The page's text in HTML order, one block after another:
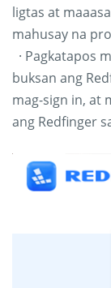
ligtas at
mahusay na
· Pagkatapos
buksan ang
mag-sign in, at
ang Redfinger